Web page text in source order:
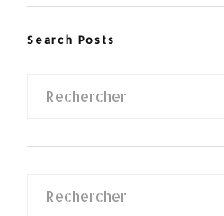
Search Posts